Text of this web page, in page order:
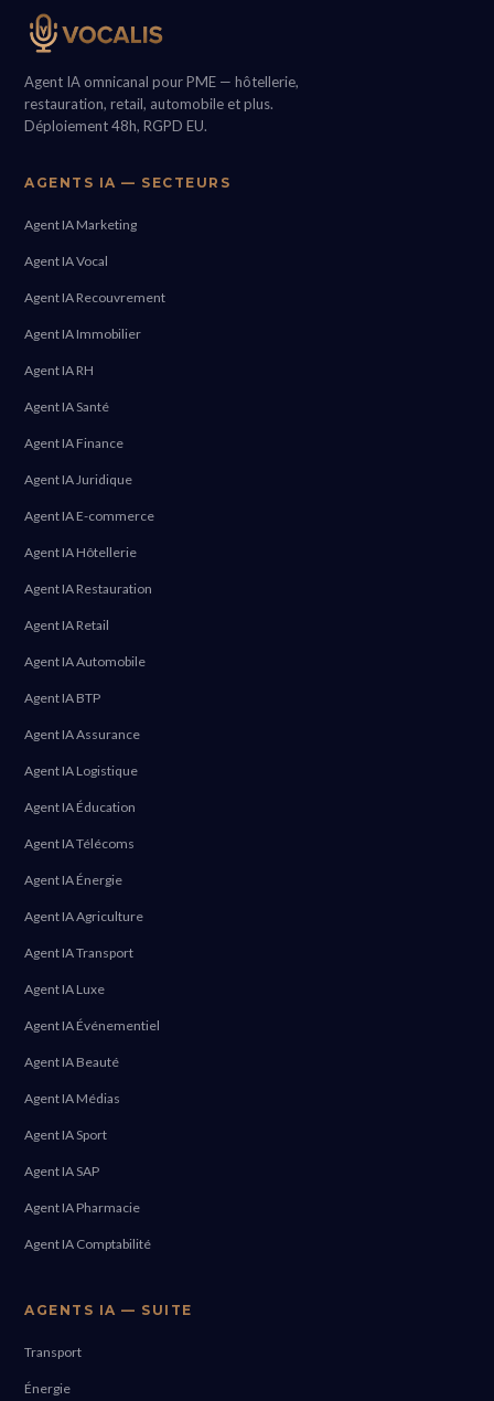
Agent IA omnicanal pour PME — hôtellerie,
restauration, retail, automobile et plus.
Déploiement 48h, RGPD EU.
AGENTS IA — SECTEURS
Agent IA Marketing
Agent IA Vocal
Agent IA Recouvrement
Agent IA Immobilier
Agent IA RH
Agent IA Santé
Agent IA Finance
Agent IA Juridique
Agent IA E-commerce
Agent IA Hôtellerie
Agent IA Restauration
Agent IA Retail
Agent IA Automobile
Agent IA BTP
Agent IA Assurance
Agent IA Logistique
Agent IA Éducation
Agent IA Télécoms
Agent IA Énergie
Agent IA Agriculture
Agent IA Transport
Agent IA Luxe
Agent IA Événementiel
Agent IA Beauté
Agent IA Médias
Agent IA Sport
Agent IA SAP
Agent IA Pharmacie
Agent IA Comptabilité
AGENTS IA — SUITE
Transport
Énergie